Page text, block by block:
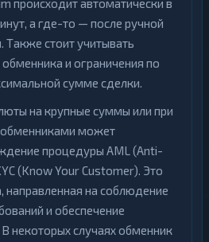
происходит автоматически в
а где-то — после ручной
стоит учитывать
и ограничения по
сумме сделки.
на крупные суммы или при
может
процедуры AML (Anti-
(Know Your Customer). Это
направленная на соблюдение
и обеспечение
некоторых случаях обменник